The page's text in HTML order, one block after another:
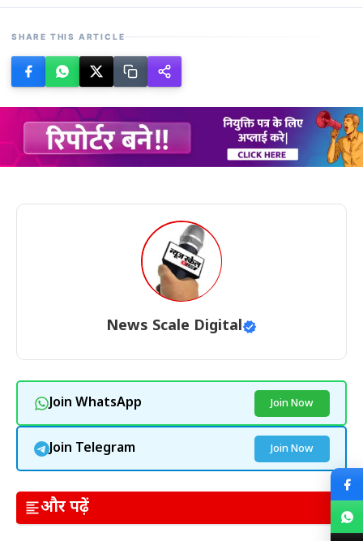
SHARE THIS ARTICLE
News Scale Digital
Join WhatsApp Join Now
Join Telegram Join Now
और पढ़ें